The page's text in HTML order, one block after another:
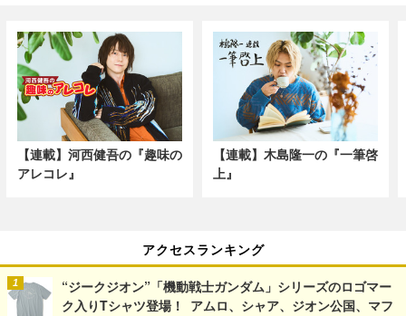
【連載】河西健吾の『趣味の
アレコレ』
【連載】木島隆一の『一筆啓
上』
アクセスランキング
“ジークジオン”「機動戦士ガンダム」シリーズのロゴマー
ク入りTシャツ登場！ アムロ、シャア、ジオン公国、マフ